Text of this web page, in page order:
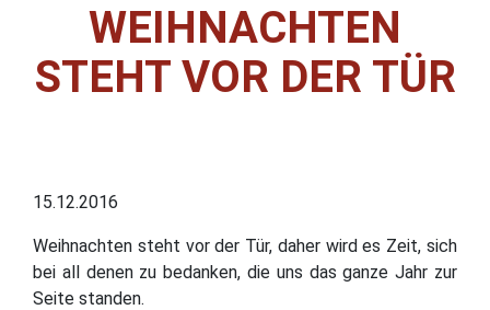
WEIHNACHTEN
STEHT VOR DER TÜR
15.12.2016
Weihnachten steht vor der Tür, daher wird es Zeit, sich
bei all denen zu bedanken, die uns das ganze Jahr zur
Seite standen.